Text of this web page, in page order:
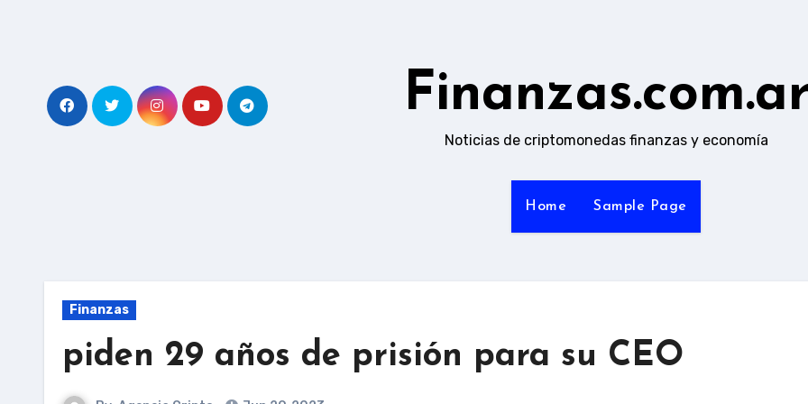
Noticias de criptomonedas finanzas y economía
Home Sample Page
Finanzas
piden 29 años de prisión para su CEO